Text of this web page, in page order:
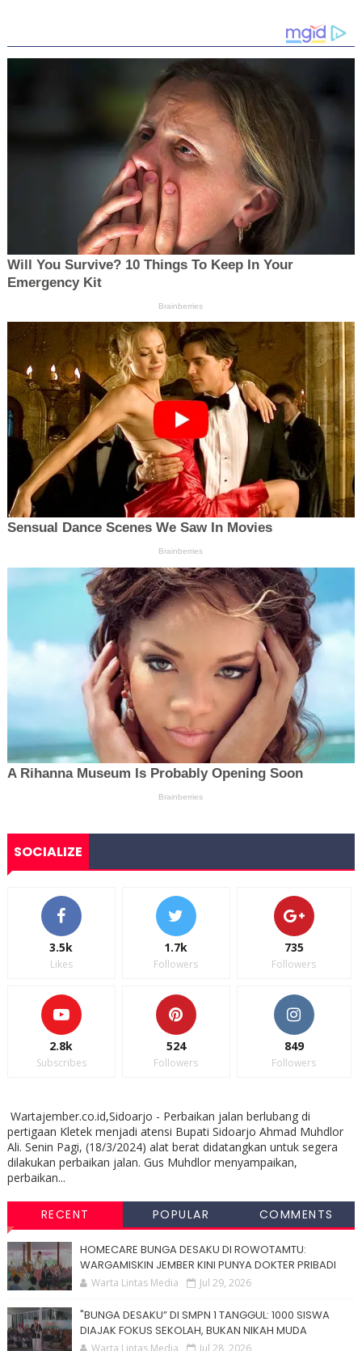
SOCIALIZE
3.5k
Likes
1.7k
Followers
735
Followers
2.8k
Subscribes
524
Followers
849
Followers
Wartajember.co.id,Sidoarjo - Perbaikan jalan berlubang di
pertigaan Kletek menjadi atensi Bupati Sidoarjo Ahmad Muhdlor
Ali. Senin Pagi, (18/3/2024) alat berat didatangkan untuk segera
dilakukan perbaikan jalan. Gus Muhdlor menyampaikan,
perbaikan...
RECENT POPULAR COMMENTS
HOMECARE BUNGA DESAKU DI ROWOTAMTU:
WARGAMISKIN JEMBER KINI PUNYA DOKTER PRIBADI
Warta Lintas Media Jul 29, 2026
"BUNGA DESAKU” DI SMPN 1 TANGGUL: 1000 SISWA
DIAJAK FOKUS SEKOLAH, BUKAN NIKAH MUDA